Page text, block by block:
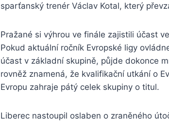
sparťanský trenér Václav Kotal, který
Pražané si výhrou ve finále zajistili účast
Pokud aktuální ročník Evropské ligy
účast v základní skupině, půjde dokonce
rovněž znamená, že kvalifikační utkání o
Evropu zahraje pátý celek skupiny o titul.
Liberec nastoupil oslaben o zraněného